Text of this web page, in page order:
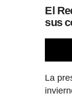
El
sus
La